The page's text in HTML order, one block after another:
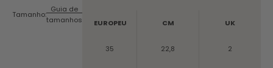
Tamanho:
Guia de
tamanhos
EUROPEU CM UK
35 22,8 2